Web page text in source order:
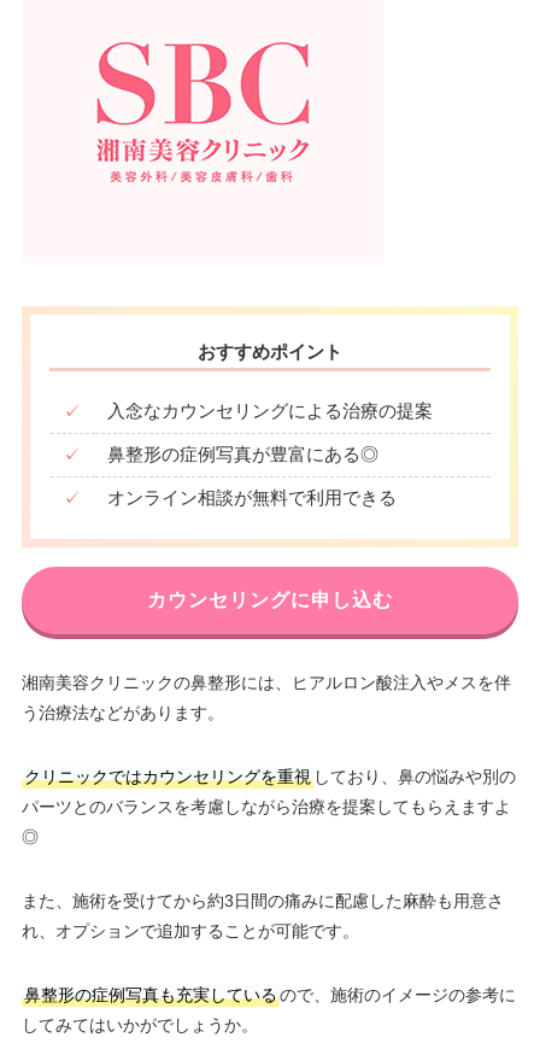
おすすめポイント
✓ 入念なカウンセリングによる治療の提案
✓ 鼻整形の症例写真が豊富にある◎
✓ オンライン相談が無料で利用できる
カウンセリングに申し込む
湘南美容クリニックの鼻整形には、ヒアルロン酸注入やメスを伴
う治療法などがあります。
クリニックではカウンセリングを重視しており、鼻の悩みや別の
パーツとのバランスを考慮しながら治療を提案してもらえますよ
◎
また、施術を受けてから約3日間の痛みに配慮した麻酔も用意さ
れ、オプションで追加することが可能です。
鼻整形の症例写真も充実しているので、施術のイメージの参考に
してみてはいかがでしょうか。